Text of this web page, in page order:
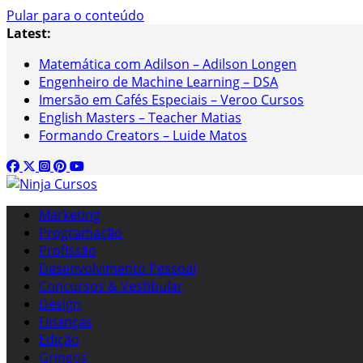
Pular para o conteúdo
Latest:
Matemática com Adilson – Adilson Longen
Engenheiro de Machine Learning – DSA
Imersão em Cafés Especiais – Veroo Cursos
English Masters – Teacher Matias
Formando Creators – Luide Matos
Marketing
Programação
Profissão
Desenvolvimento Pessoal
Concursos & Vestibular
Design
Finanças
Edição
Gringos